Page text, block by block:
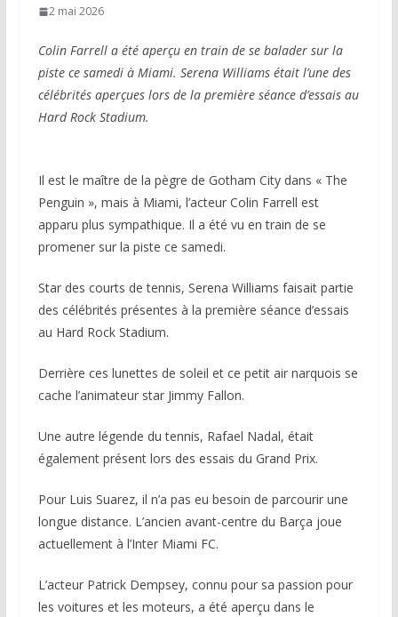
2 mai 2026
Colin Farrell a été aperçu en train de se balader sur la
piste ce samedi à Miami. Serena Williams était l’une des
célébrités aperçues lors de la première séance d’essais au
Hard Rock Stadium.
Il est le maître de la pègre de Gotham City dans « The
Penguin », mais à Miami, l’acteur Colin Farrell est
apparu plus sympathique. Il a été vu en train de se
promener sur la piste ce samedi.
Star des courts de tennis, Serena Williams faisait partie
des célébrités présentes à la première séance d’essais
au Hard Rock Stadium.
Derrière ces lunettes de soleil et ce petit air narquois se
cache l’animateur star Jimmy Fallon.
Une autre légende du tennis, Rafael Nadal, était
également présent lors des essais du Grand Prix.
Pour Luis Suarez, il n’a pas eu besoin de parcourir une
longue distance. L’ancien avant-centre du Barça joue
actuellement à l’Inter Miami FC.
L’acteur Patrick Dempsey, connu pour sa passion pour
les voitures et les moteurs, a été aperçu dans le